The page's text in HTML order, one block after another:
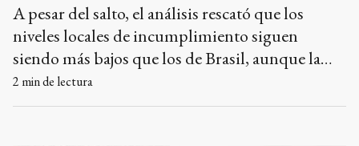
A pesar del salto, el análisis rescató que los
niveles locales de incumplimiento siguen
siendo más bajos que los de Brasil, aunque la
suba de tasas en el último trimestre de 2025
enciende alarmas.
2 min de lectura